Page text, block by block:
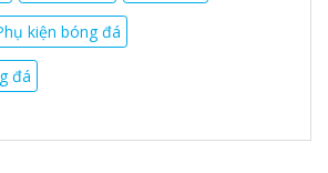
kiện bóng đá
đá